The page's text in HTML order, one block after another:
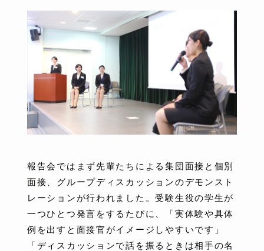
報告会ではまず先輩たちによる集団面接と個別
面接、グループディスカッションのデモンスト
レーションが行われました。受験生役の学生が
一つひとつ発言をするたびに、「実体験や具体
例を出すと面接官がイメージしやすいです」
「ディスカッションで話を振るときは相手の名